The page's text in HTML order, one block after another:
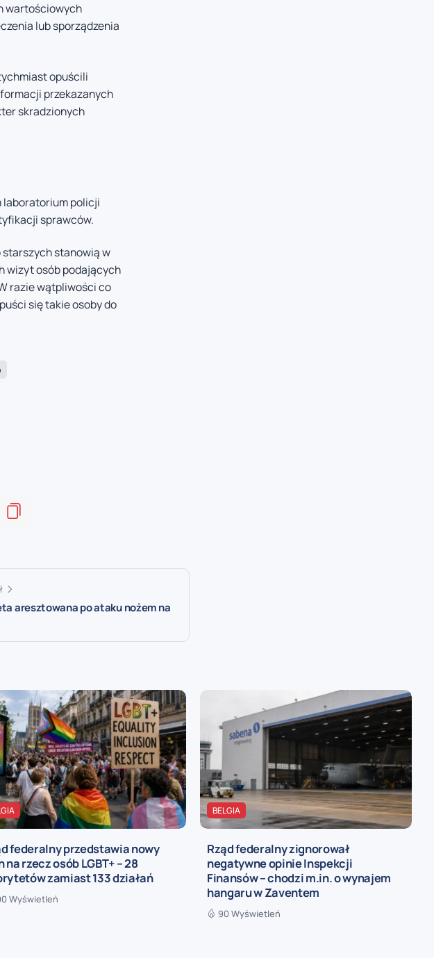
wartościowych
lub sporządzenia
opuścili
przekazanych
skradzionych
laboratorium policji
sprawców.
stanowią w
wizyt osób podających
razie wątpliwości co
się takie osoby do
aresztowana po ataku nożem na
federalny przedstawia nowy
na rzecz osób LGBT+ – 28
zamiast 133 działań
Wyświetleń
BELGIA
Rząd federalny zignorował
negatywne opinie Inspekcji
Finansów – chodzi m.in. o wynajem
hangaru w Zaventem
90 Wyświetleń